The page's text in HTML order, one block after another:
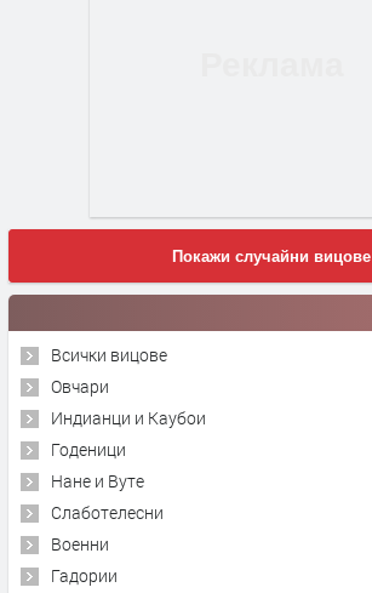
Покажи случайни вицове
Всички вицове
Овчари
Индианци и Каубои
Годеници
Нане и Вуте
Слаботелесни
Военни
Гадории